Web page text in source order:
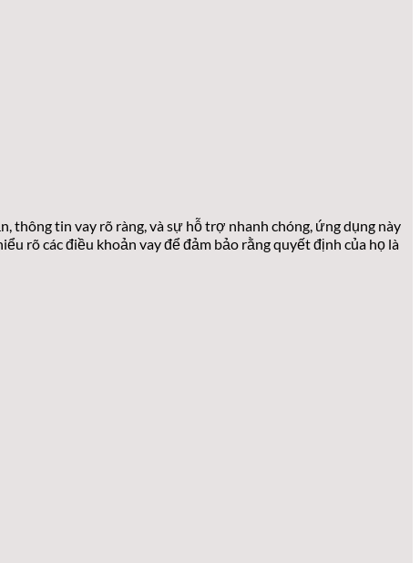
tin vay rõ ràng, và sự hỗ trợ nhanh chóng, ứng dụng này
rõ các điều khoản vay để đảm bảo rằng quyết định của họ là